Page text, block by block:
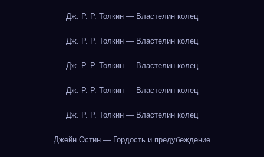
Дж. Р. Р. Толкин — Властелин колец
Дж. Р. Р. Толкин — Властелин колец
Дж. Р. Р. Толкин — Властелин колец
Дж. Р. Р. Толкин — Властелин колец
Дж. Р. Р. Толкин — Властелин колец
Джейн Остин — Гордость и предубеждение